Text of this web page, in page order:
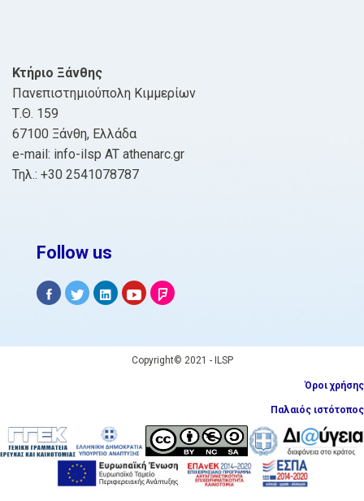
Κτήριο Ξάνθης
Πανεπιστημιούπολη Κιμμερίων
Τ.Θ. 159
67100 Ξάνθη, Ελλάδα
e-mail: info-ilsp AT athenarc.gr
Τηλ.: +30 2541078787
Follow us
Copyright© 2021 - ILSP
Όροι χρήσης
Παλαιός ιστότοπος